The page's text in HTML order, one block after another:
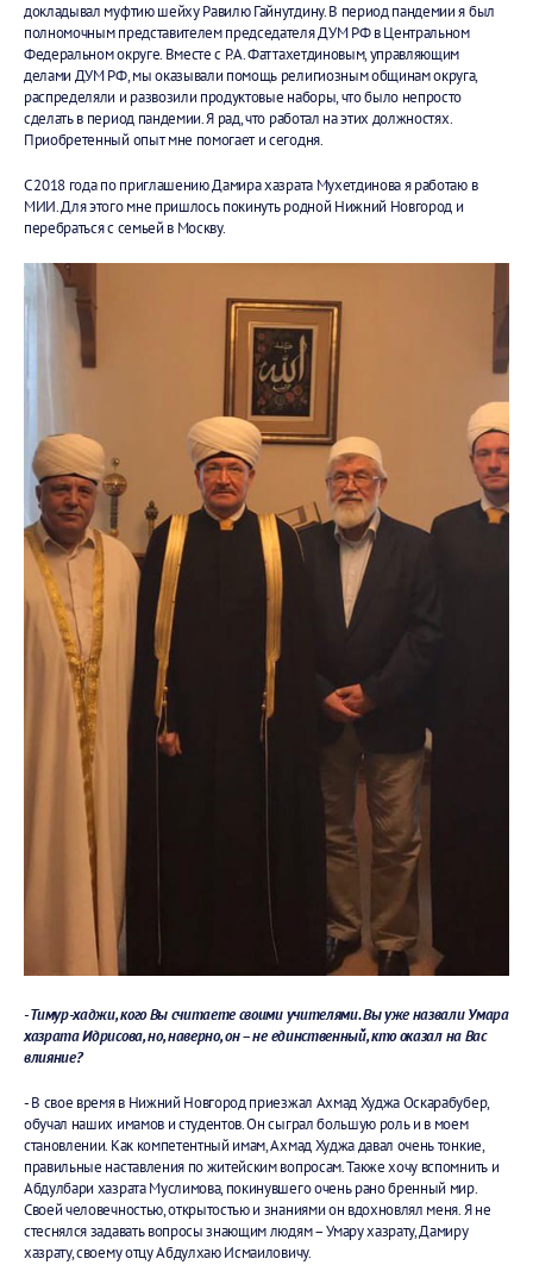
докладывал муфтию шейху Равилю Гайнутдину. В период пандемии я был
полномочным представителем председателя ДУМ РФ в Центральном
Федеральном округе. Вместе с Р.А. Фаттахетдиновым, управляющим
делами ДУМ РФ, мы оказывали помощь религиозным общинам округа,
распределяли и развозили продуктовые наборы, что было непросто
сделать в период пандемии. Я рад, что работал на этих должностях.
Приобретенный опыт мне помогает и сегодня.
С 2018 года по приглашению Дамира хазрата Мухетдинова я работаю в
МИИ. Для этого мне пришлось покинуть родной Нижний Новгород и
перебраться с семьей в Москву.
- Тимур-хаджи, кого Вы считаете своими учителями. Вы уже назвали Умара
хазрата Идрисова, но, наверно, он – не единственный, кто оказал на Вас
влияние?
- В свое время в Нижний Новгород приезжал Ахмад Худжа Оскарабубер,
обучал наших имамов и студентов. Он сыграл большую роль и в моем
становлении. Как компетентный имам, Ахмад Худжа давал очень тонкие,
правильные наставления по житейским вопросам. Также хочу вспомнить и
Абдулбари хазрата Муслимова, покинувшего очень рано бренный мир.
Своей человечностью, открытостью и знаниями он вдохновлял меня. Я не
стеснялся задавать вопросы знающим людям – Умару хазрату, Дамиру
хазрату, своему отцу Абдулхаю Исмаиловичу.